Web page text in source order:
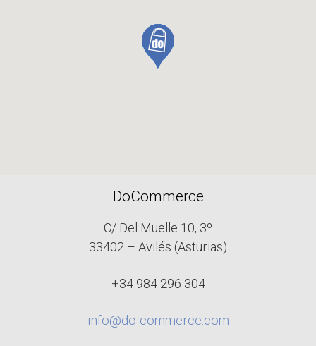
DoCommerce
C/ Del Muelle 10, 3º
33402 – Avilés (Asturias)
+34 984 296 304
info@do-commerce.com